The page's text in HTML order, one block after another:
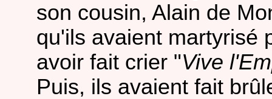
son cousin, Alain de
qu'ils avaient martyrisé
avoir fait crier "Vive
Puis, ils avaient fait